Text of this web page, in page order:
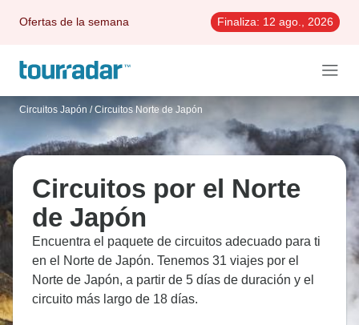
Ofertas de la semana Finaliza: 12 ago., 2026
Circuitos Japón / Circuitos Norte de Japón
Circuitos por el Norte
de Japón
Encuentra el paquete de circuitos adecuado para ti
en el Norte de Japón. Tenemos 31 viajes por el
Norte de Japón, a partir de 5 días de duración y el
circuito más largo de 18 días.